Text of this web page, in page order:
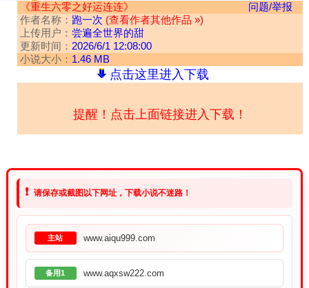
《重生六零之好运连连》
问题/举报
作者名称： 跑一次 (查看作者其他作品 »)
上传用户： 尝遍全世界的甜
更新时间： 2026/6/1 12:08:00
小说大小： 1.46 MB
点击这里进入下载
提醒！点击上面链接进入下载！
❗ 请保存或截图以下网址，下载小说不迷路！
主站 www.aiqu999.com
备用1 www.aqxsw222.com